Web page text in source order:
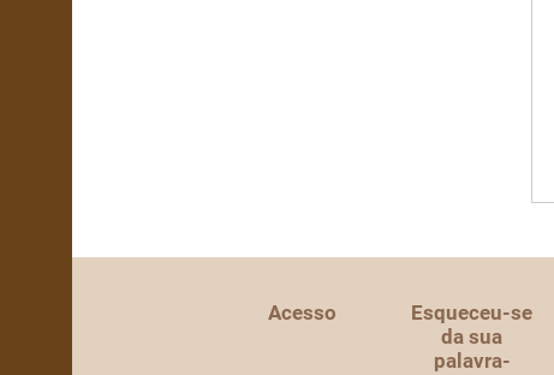
Acesso
Esqueceu-se
da sua
palavra-